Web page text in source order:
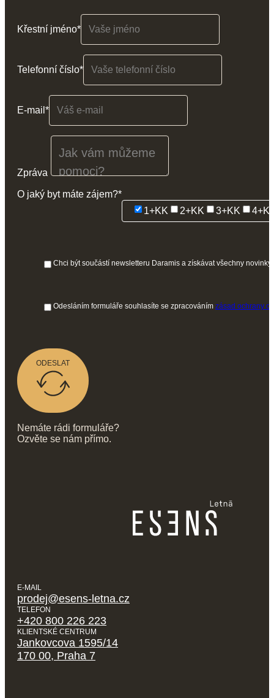
Letné
Křestní jméno*
Telefonní číslo*
E-mail*
Zpráva
O jaký byt máte zájem?*
1+KK
2+KK 3+KK
Chci být součástí newsletteru Daramis a získávat všechny
Odesláním formuláře souhlasíte se zpracováním zásad ochrany
ODESLAT
Nemáte rádi formuláře?
Ozvěte se nám přímo.
E-MAIL
prodej@esens-letna.cz
TELEFON
+420 800 226 223
KLIENTSKÉ CENTRUM
Jankovcova 1595/14
170 00, Praha 7